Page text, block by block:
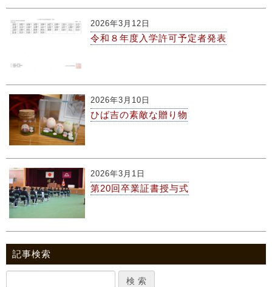
2026年3月12日
令和８年度入学許可予定者発表
2026年3月10日
ひば吉の素敵な贈り物
2026年3月1日
第20回卒業証書授与式
記事検索